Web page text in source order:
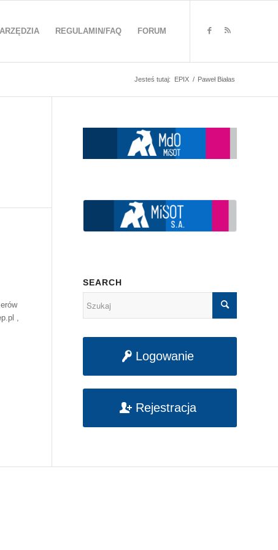
REGULAMIN/FAQ FORUM
Jesteś tutaj: EPIX / Paweł Białas
,
SEARCH
Logowanie
Rejestracja